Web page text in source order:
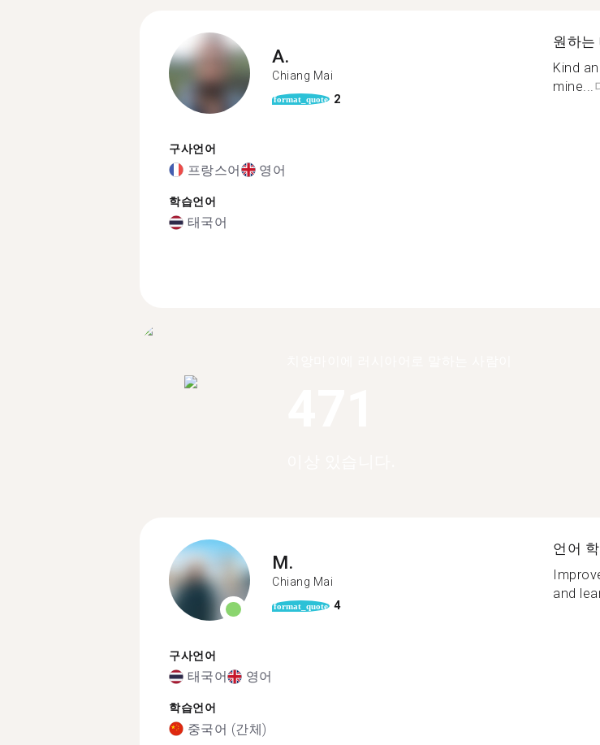
A.
Chiang Mai
format_quote 2
구사언어
프랑스어 영어
학습언어
태국어
원하는
Kind
mine...
M.
Chiang Mai
format_quote 4
구사언어
태국어 영어
학습언어
중국어 (간체)
언어
and